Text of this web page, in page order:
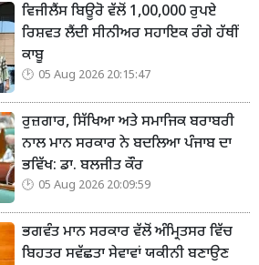
ਵਿਜੀਲੈਂਸ ਬਿਊਰੋ ਵੱਲੋਂ 1,00,000 ਰੁਪਏ
ਰਿਸ਼ਵਤ ਲੈਂਦੀ ਸੀਨੀਅਰ ਸਹਾਇਕ ਰੰਗੇ ਹੱਥੀਂ
ਕਾਬੂ
05 Aug 2026 20:15:47
ਰੁਜ਼ਗਾਰ, ਸਿੱਖਿਆ ਅਤੇ ਸਮਾਜਿਕ ਬਰਾਬਰੀ
ਨਾਲ ਮਾਨ ਸਰਕਾਰ ਨੇ ਬਦਲਿਆ ਪੰਜਾਬ ਦਾ
ਭਵਿੱਖ: ਡਾ. ਬਲਜੀਤ ਕੌਰ
05 Aug 2026 20:09:59
ਭਗਵੰਤ ਮਾਨ ਸਰਕਾਰ ਵੱਲੋਂ ਅੰਮ੍ਰਿਤਸਰ ਵਿੱਚ
ਬਿਹਤਰ ਸਵੱਛਤਾ ਸੇਵਾਵਾਂ ਯਕੀਨੀ ਬਣਾਉਣ